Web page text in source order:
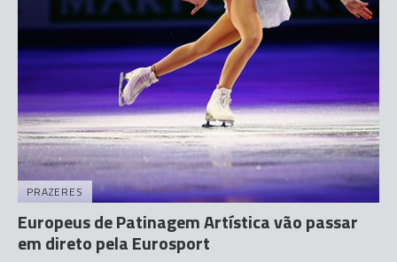
PRAZERES
Europeus de Patinagem Artística vão passar
em direto pela Eurosport